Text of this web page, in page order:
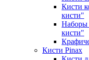
Кисти
кисти"
Наборы
кисти"
Кисти Pinax